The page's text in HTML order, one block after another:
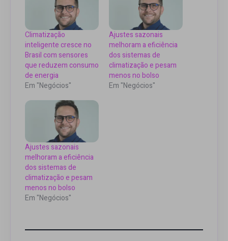
Climatização
inteligente cresce no
Brasil com sensores
que reduzem consumo
de energia
Em "Negócios"
Ajustes sazonais
melhoram a eficiência
dos sistemas de
climatização e pesam
menos no bolso
Em "Negócios"
Ajustes sazonais
melhoram a eficiência
dos sistemas de
climatização e pesam
menos no bolso
Em "Negócios"